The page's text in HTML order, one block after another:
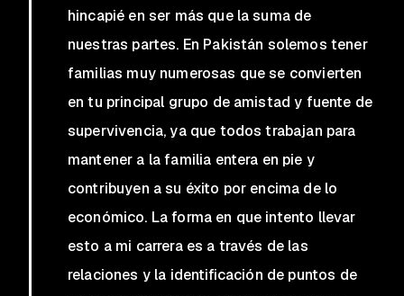
hincapié en ser más que la suma de
nuestras partes. En Pakistán solemos tener
familias muy numerosas que se convierten
en tu principal grupo de amistad y fuente de
supervivencia, ya que todos trabajan para
mantener a la familia entera en pie y
contribuyen a su éxito por encima de lo
económico. La forma en que intento llevar
esto a mi carrera es a través de las
relaciones y la identificación de puntos de